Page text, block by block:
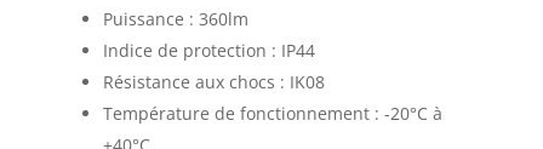
Puissance : 360lm
Indice de protection : IP44
Résistance aux chocs : IK08
Température de fonctionnement : -20°C à